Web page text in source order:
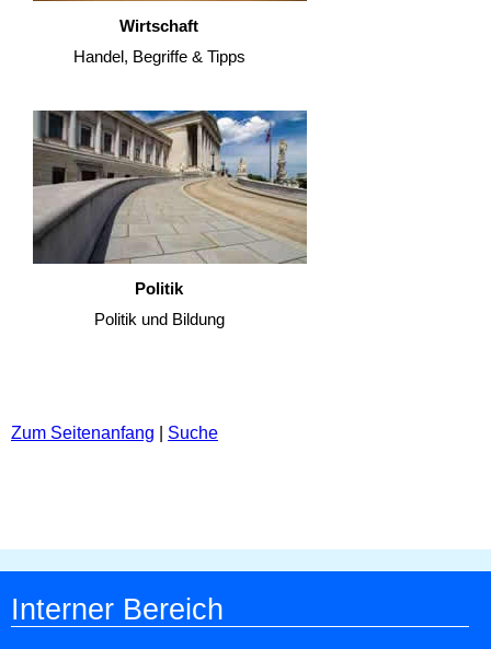
Wirtschaft
Handel, Begriffe & Tipps
Politik
Politik und Bildung
Zum Seitenanfang Suche
Interner Bereich